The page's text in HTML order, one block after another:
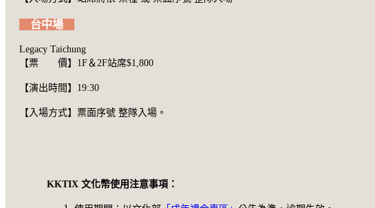
台中場
Legacy Taichung
【票 價】1F＆2F站席$1,800
【演出時間】19:30
【入場方式】票面序號 整隊入場。
KKTIX 文化幣使用注意事項：